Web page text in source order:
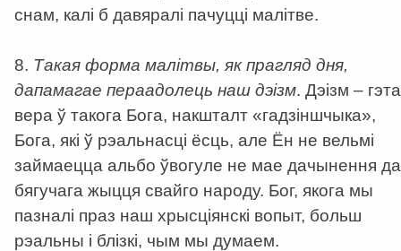
снам, калі б давяралі пачуцці малітве.
8. Такая форма малітвы, як прагляд дня,
дапамагае пераадолець наш дэізм. Дэізм – гэта
вера ў такога Бога, накшталт «гадзіншчыка»,
Бога, які ў рэальнасці ёсць, але Ён не вельмі
займаецца альбо ўвогуле не мае дачынення да
бягучага жыцця свайго народу. Бог, якога мы
пазналі праз наш хрысціянскі вопыт, больш
рэальны і блізкі, чым мы думаем.